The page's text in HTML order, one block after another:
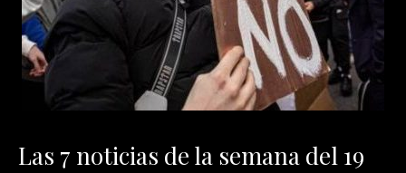
Las 7 noticias de la semana del 19